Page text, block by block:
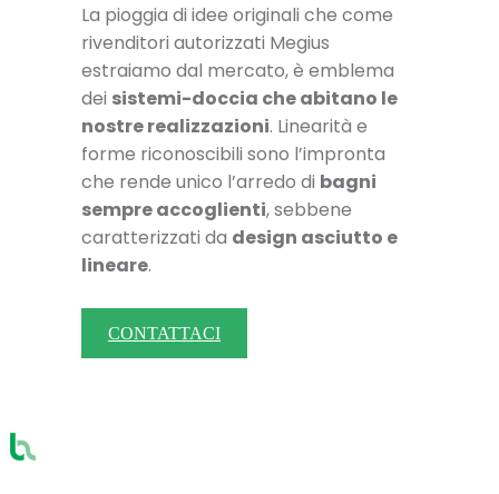
La pioggia di idee originali che come
rivenditori autorizzati Megius
estraiamo dal mercato, è emblema
dei sistemi-doccia che abitano le
nostre realizzazioni. Linearità e
forme riconoscibili sono l’impronta
che rende unico l’arredo di bagni
sempre accoglienti, sebbene
caratterizzati da design asciutto e
lineare.
CONTATTACI